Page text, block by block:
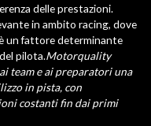
delle prestazioni.
in ambito racing, dove
un fattore determinante
pilota.Motorquality
team e ai preparatori una
in pista, con
costanti fin dai primi